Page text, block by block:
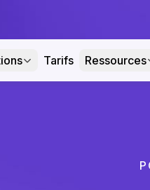
Tarifs Ressources